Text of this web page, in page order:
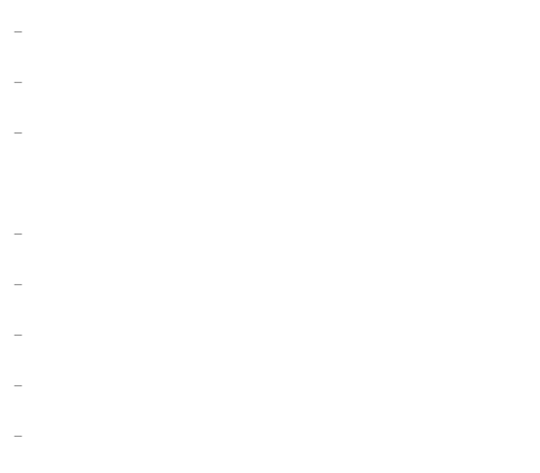
-
-
-
-
-
-
-
-